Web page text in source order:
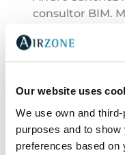
Our website uses
We use own and
purposes and to
preferences based on
consultor BIM.
os nossos